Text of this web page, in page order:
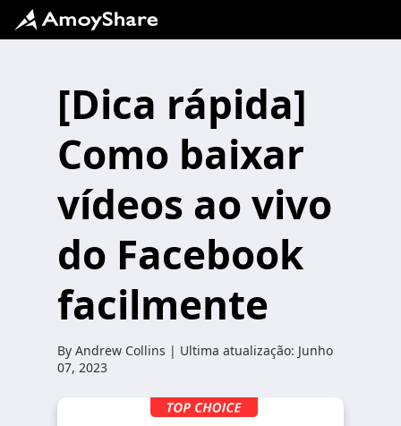
[Dica rápida]
Como baixar
vídeos ao vivo
do Facebook
facilmente
By Andrew Collins | Ultima atualização: Junho
07, 2023